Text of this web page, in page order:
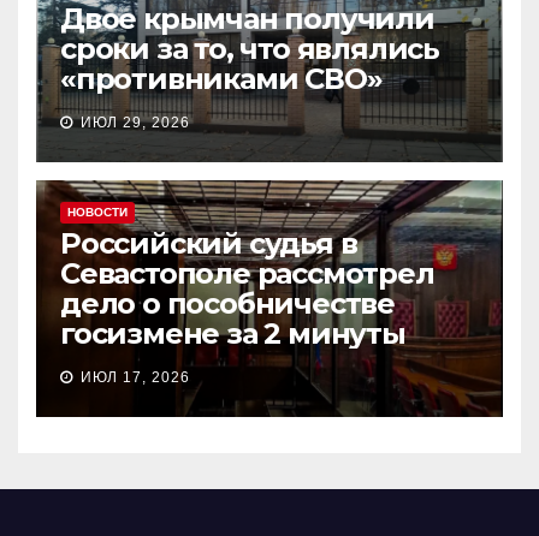
Двое крымчан получили
сроки за то, что являлись
«противниками СВО»
ИЮЛ 29, 2026
НОВОСТИ
Российский судья в
Севастополе рассмотрел
дело о пособничестве
госизмене за 2 минуты
ИЮЛ 17, 2026